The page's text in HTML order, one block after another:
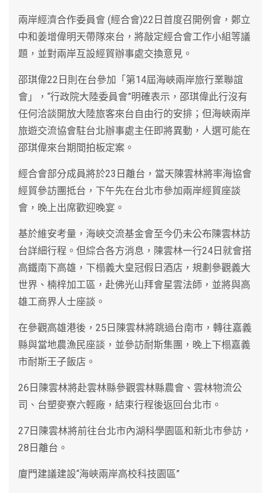
兩岸經濟合作委員會 (經合會)22日首度召開例會，鄭立
中和姜增偉明天帶隊來台，將敲定經合會工作小組等議
題，並對兩岸互設經貿辦事處交換意見。
邵琪偉22日則在台參加「第14屆海峽兩岸旅行業聯誼
會」，“行政院大陸委員會”明確表示，邵琪偉此行沒有
任何洽談開放大陸旅客來台自由行的安排；但海峽兩岸
旅遊交流協會駐台北辦事處主任即將異動，人選可能在
邵琪偉來台期間拍板定案。
經合會部分成員將於23日離台，當天陳雲林將率海協會
經貿參訪團抵台，下午先在台北市參加兩岸經貿座談
會，晚上出席歡迎晚宴。
基於維安考量，海峽交流基金會至今仍未公布陳雲林訪
台詳細行程。但綜合各方消息，陳雲林一行24日就會搭
高鐵南下高雄，下榻義大皇冠假日酒店，規劃參觀義大
世界、楠梓加工區，赴佛光山拜會星雲法師，並將與高
雄工商界人士座談。
在參觀高雄港後，25日陳雲林將跳過台南巿，轉往嘉義
縣與當地農漁民座談，並參訪耐斯集團，晚上下榻嘉義
市耐斯王子飯店。
26日陳雲林將赴雲林縣參觀雲林縣農會、雲林物流公
司、台塑麥寮六輕廠，結束行程後返回台北市。
27日陳雲林將前往台北市內湖科學園區和新北市參訪，
28日離台。
廈門建議建設“海峽兩岸高校科技園區”